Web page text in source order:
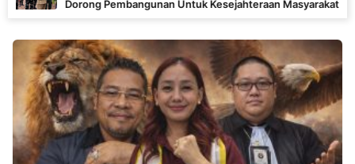
Dorong Pembangunan Untuk Kesejahteraan Masyarakat